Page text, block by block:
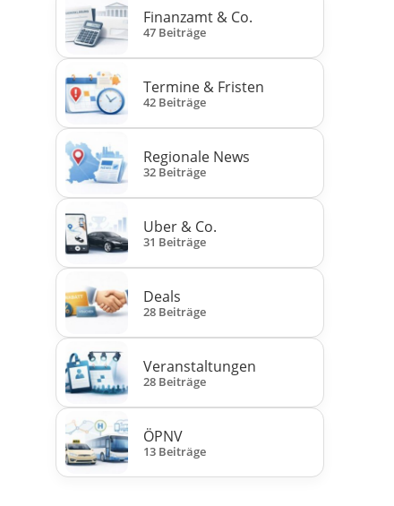
Finanzamt & Co.
47 Beiträge
Termine & Fristen
42 Beiträge
Regionale News
32 Beiträge
Uber & Co.
31 Beiträge
Deals
28 Beiträge
Veranstaltungen
28 Beiträge
ÖPNV
13 Beiträge